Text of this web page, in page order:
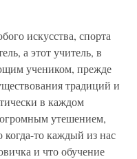
искусства, спорта
а этот учитель, в
учеником, прежде
традиций и
в каждом
утешением,
когда-то каждый из нас
и что обучение